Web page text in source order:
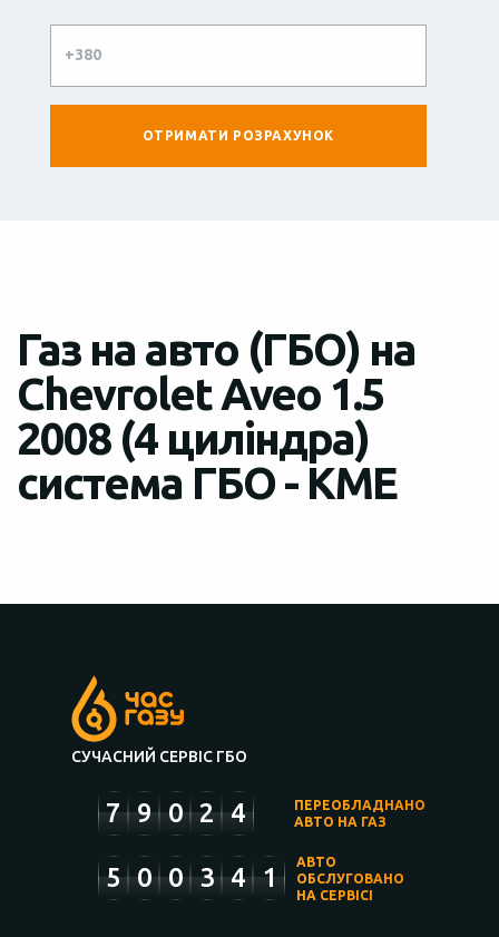
Газ на авто (ГБО) на
Chevrolet Aveo 1.5
2008 (4 циліндра)
система ГБО - KME
СУЧАСНИЙ СЕРВІС ГБО
7 9 0 2 4
ПЕРЕОБЛАДНАНО
АВТО НА ГАЗ
5 0 0 3 4 1
АВТО
ОБСЛУГОВАНО
НА СЕРВІСІ